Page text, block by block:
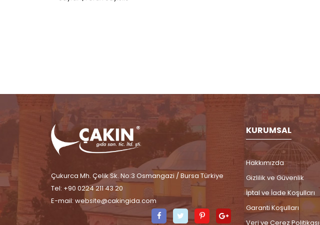
Çukurca Mh. Çelik Sk. No:3 Osmangazi / Bursa Türkiye
Tel: +90 0224 211 43 20
E-mail: website@cakingida.com
FacebookTwitter Pinterest Google
Plus
KURUMSAL
Hakkımızda
Gizlilik ve Güvenlik
İptal ve İade Koşulları
Garanti Koşulları
Veri ve Çerez Politikası